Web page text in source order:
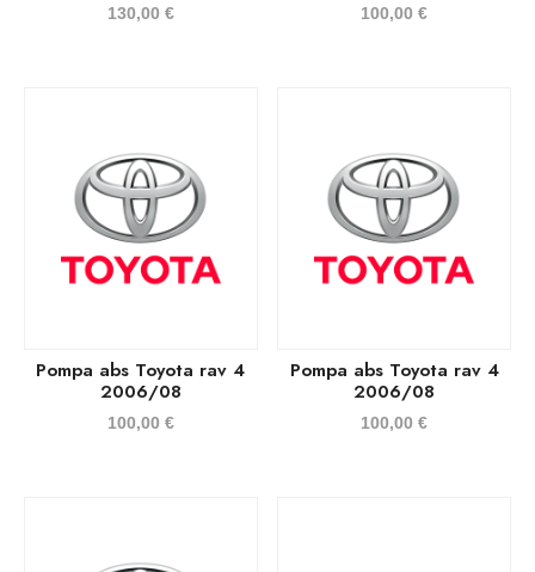
130,00 € 100,00€
Pompa abs Toyota rav 4
2006/08
100,00 €
Pompa abs Toyota rav 4
2006/08
100,00€